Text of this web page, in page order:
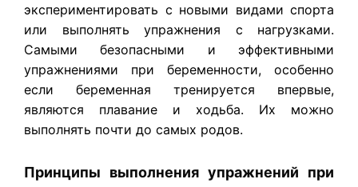
экспериментировать с новыми видами спорта
или выполнять упражнения с нагрузками.
Самыми безопасными и эффективными
упражнениями при беременности, особенно
если беременная тренируется впервые,
являются плавание и ходьба. Их можно
выполнять почти до самых родов.
Принципы выполнения упражнений при